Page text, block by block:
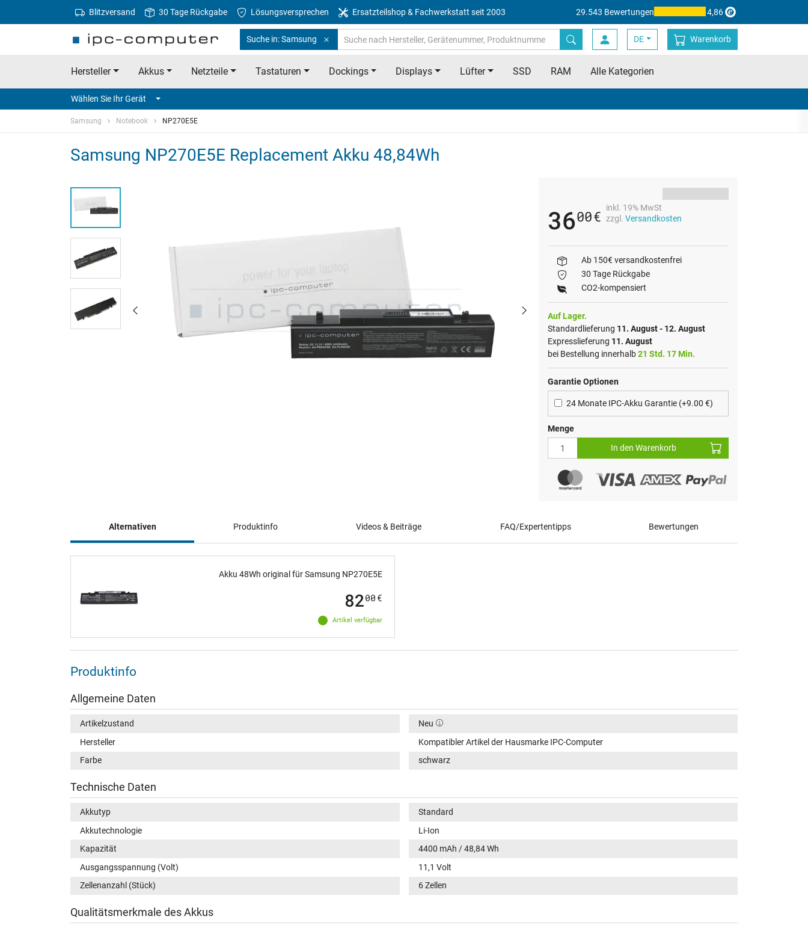
Blitzversand 30 Tage Rückgabe Lösungsversprechen Ersatzteilshop & Fachwerkstatt seit 2003 29.543 Bewertungen 4,86
Suche in: Samsung DE Warenkorb
Hersteller Akkus Netzteile Tastaturen Dockings Displays Lüfter SSD RAM Alle Kategorien
Wählen Sie Ihr Gerät
Samsung Notebook NP270E5E
Samsung NP270E5E Replacement Akku 48,84Wh
3600€
inkl. 19% MwSt
zzgl. Versandkosten
Ab 150€ versandkostenfrei
30 Tage Rückgabe
CO2-kompensiert
Auf Lager.
Standardlieferung 11. August - 12. August
Expresslieferung 11. August
bei Bestellung innerhalb21 Std. 17 Min.
Garantie Optionen
24 Monate IPC-Akku Garantie (+9.00 €)
Menge
In den Warenkorb
Alternativen Produktinfo Videos & Beiträge FAQ/Expertentipps Bewertungen
Akku 48Wh original für Samsung NP270E5E
Artikel verfügbar
8200 €
Produktinfo
Allgemeine Daten
Artikelzustand
Neu
Hersteller
Kompatibler Artikel der Hausmarke IPC-Computer
Farbe
schwarz
Technische Daten
Akkutyp
Standard
Akkutechnologie
Li-Ion
Kapazität
4400 mAh / 48,84 Wh
Ausgangsspannung (Volt)
11,1 Volt
Zellenanzahl (Stück)
6 Zellen
Qualitätsmerkmale des Akkus